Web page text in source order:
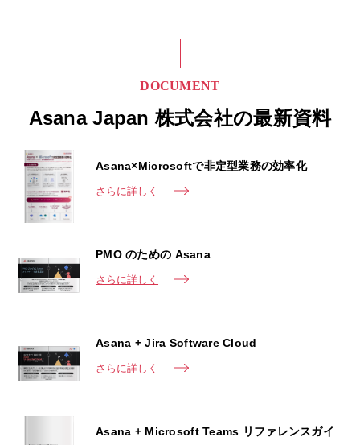
DOCUMENT
Asana Japan 株式会社の最新資料
Asana×Microsoftで非定型業務の効率化
さらに詳しく
PMO のための Asana
さらに詳しく
Asana + Jira Software Cloud
さらに詳しく
Asana + Microsoft Teams リファレンスガイ